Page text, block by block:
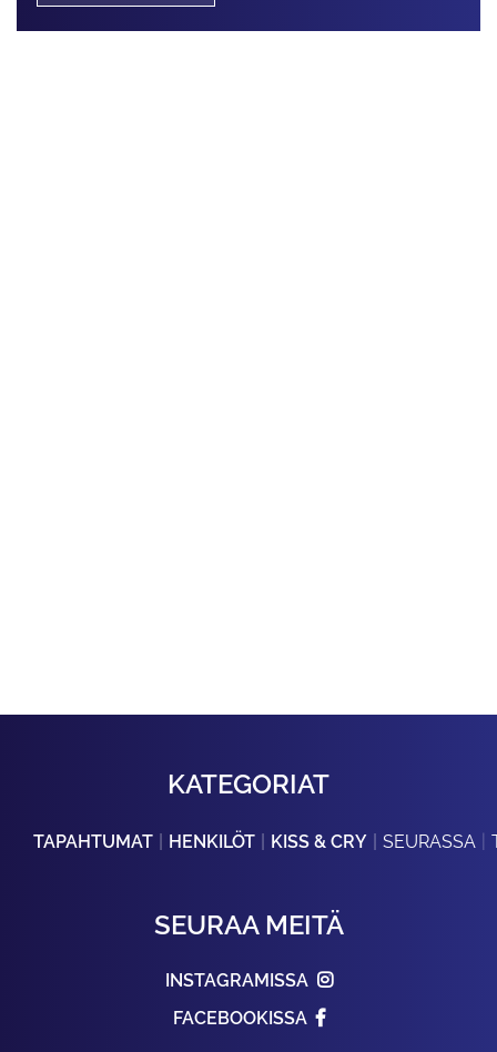
KATEGORIAT
TAPAHTUMAT HENKILÖT KISS & CRY SEURASSA
SEURAA MEITÄ
INSTAGRAMISSA
FACEBOOKISSA